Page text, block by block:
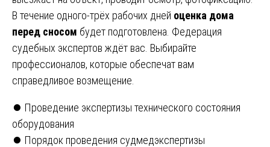
В течение одного-трёх рабочих дней оценка дома
перед сносом будет подготовлена. Федерация
судебных экспертов ждёт вас. Выбирайте
профессионалов, которые обеспечат вам
справедливое возмещение.
Навигация
по
⏺️ Проведение экспертизы технического состояния
оборудования
⏺️ Порядок проведения судмедэкспертизы